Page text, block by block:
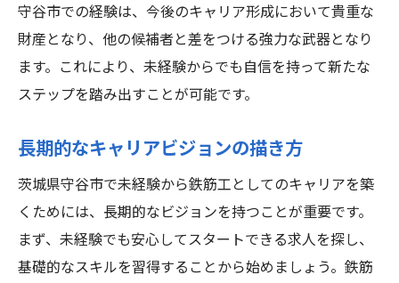
守谷市での経験は、今後のキャリア形成において貴重な
財産となり、他の候補者と差をつける強力な武器となり
ます。これにより、未経験からでも自信を持って新たな
ステップを踏み出すことが可能です。
長期的なキャリアビジョンの描き方
茨城県守谷市で未経験から鉄筋工としてのキャリアを築
くためには、長期的なビジョンを持つことが重要です。
まず、未経験でも安心してスタートできる求人を探し、
基礎的なスキルを習得することから始めましょう。鉄筋